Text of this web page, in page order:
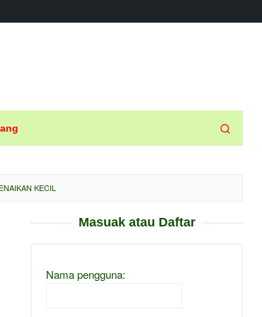
KECIL
Masuak atau Daftar
Nama pengguna: